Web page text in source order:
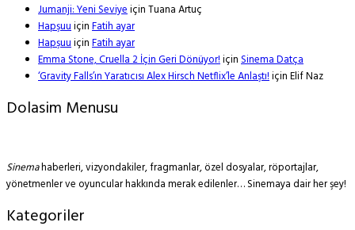
Jumanji: Yeni SeviyeiçinTuana Artuç
HapşuuiçinFatih ayar
HapşuuiçinFatih ayar
Emma Stone, Cruella 2 İçin Geri Dönüyor!içinSinema Datça
‘Gravity Falls’ın Yaratıcısı Alex Hirsch Netflix’le Anlaştı!içinElif Naz
Dolasim Menusu
Sinemahaberleri, vizyondakiler, fragmanlar, özel dosyalar, röportajlar,
yönetmenler ve oyuncular hakkında merak edilenler… Sinemaya dair her şey!
Kategoriler